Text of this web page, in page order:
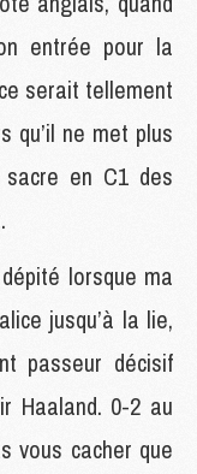
entrée pour la
serait tellement
qu’il ne met plus
en C1 des
lorsque ma
jusqu’à la lie,
passeur décisif
Haaland. 0-2 au
vous cacher que